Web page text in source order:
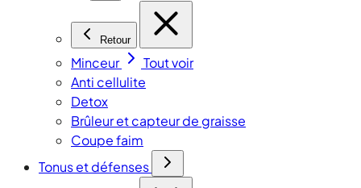
Retour
Minceur
Tout voir
Anti cellulite
Detox
Brûleur et capteur de graisse
Coupe faim
Tonus et défenses